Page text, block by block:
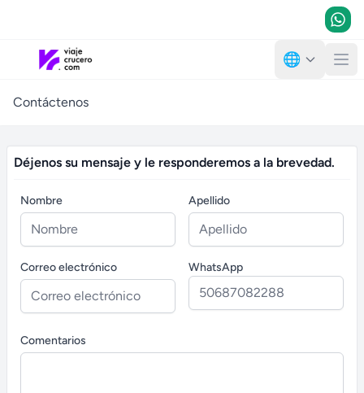
🌐
Contáctenos
Déjenos su mensaje y le responderemos a la brevedad.
Nombre Apellido
Correo electrónico WhatsApp
Comentarios